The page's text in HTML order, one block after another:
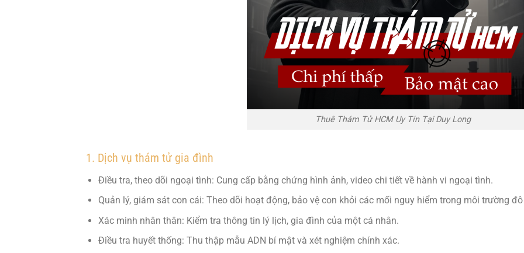
Thuê Thám Tử HCM Uy Tín Tại Duy Long
1. Dịch vụ thám tử gia đình
Điều tra, theo dõi ngoại tình: Cung cấp bằng chứng hình ảnh, video chi tiết về hành vi ngoại tình.
Quản lý, giám sát con cái: Theo dõi hoạt động, bảo vệ con khỏi các mối nguy hiểm trong môi trường
Xác minh nhân thân: Kiểm tra thông tin lý lịch, gia đình của một cá nhân.
Điều tra huyết thống: Thu thập mẫu ADN bí mật và xét nghiệm chính xác.